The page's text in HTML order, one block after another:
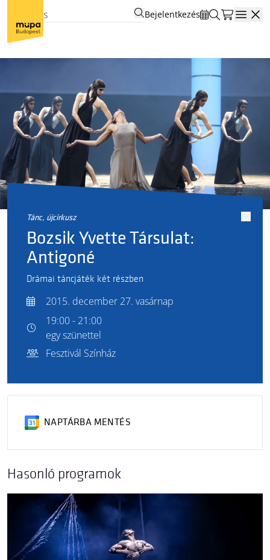
Bejelentkezés
tánc, újcirkusz
Bozsik Yvette Társulat:
Antigoné
Drámai táncjáték két részben
2015. december 27. vasárnap
19:00 - 21:00
egy szünettel
Fesztivál Színház
NAPTÁRBA MENTÉS
Hasonló programok